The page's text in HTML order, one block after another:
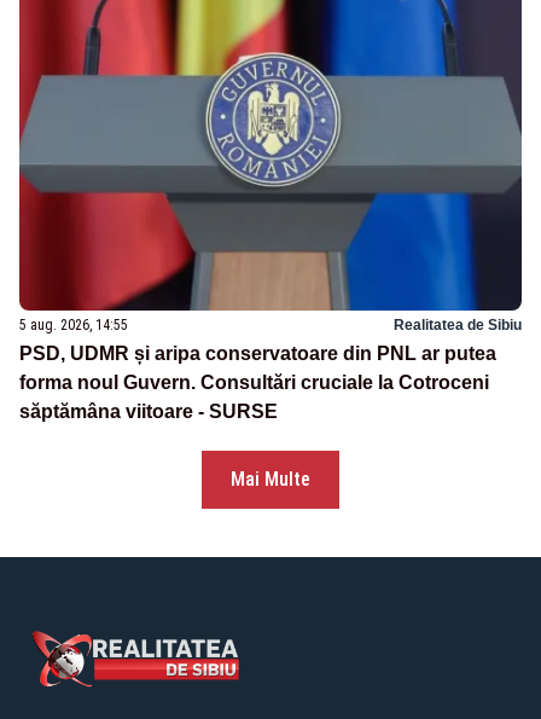
5 aug. 2026, 14:55 Realitatea de Sibiu
PSD, UDMR și aripa conservatoare din PNL ar putea
forma noul Guvern. Consultări cruciale la Cotroceni
săptămâna viitoare - SURSE
Mai Multe